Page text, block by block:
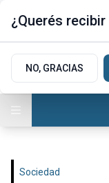
Sociedad
¿Querés
NO, GRACIAS